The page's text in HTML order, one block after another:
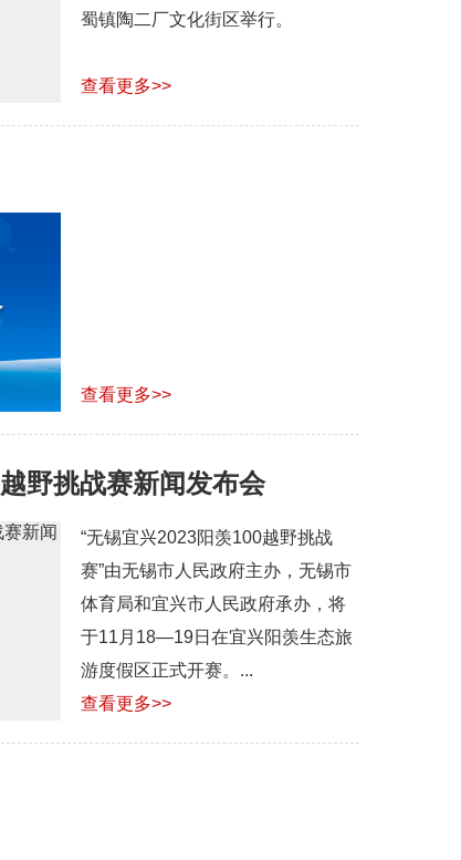
蜀镇陶二厂文化街区举行。
查看更多>>
查看更多>>
野挑战赛新闻发布会
“无锡宜兴2023阳羡100越野挑战
赛”由无锡市人民政府主办，无锡市
体育局和宜兴市人民政府承办，将
于11月18—19日在宜兴阳羡生态旅
游度假区正式开赛。...
查看更多>>